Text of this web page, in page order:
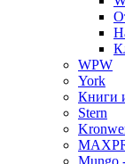
WPW
York
Книги
Stern
Mungo